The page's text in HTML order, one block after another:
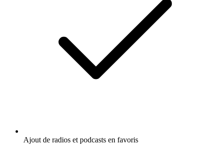
Ajout de radios et podcasts en favoris